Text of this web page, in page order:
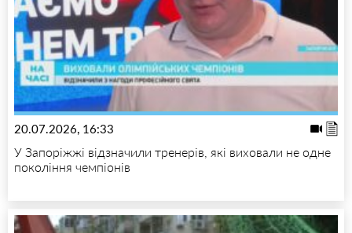
20.07.2026, 16:33
У Запоріжжі відзначили тренерів, які виховали не одне
покоління чемпіонів